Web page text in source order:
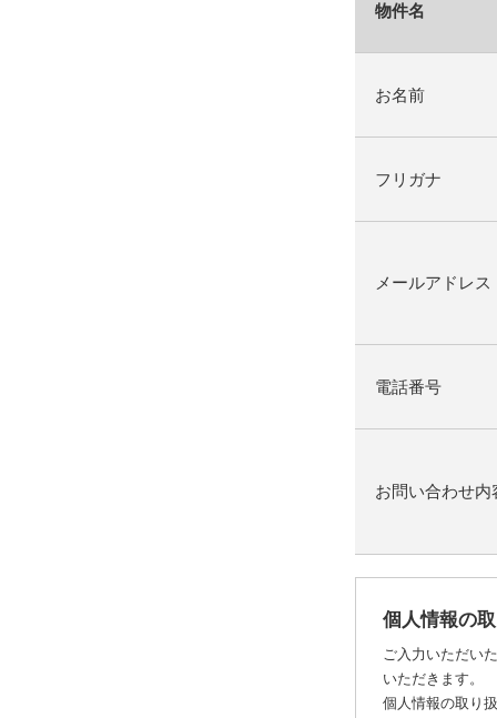
物件名
お名前
フリガナ
メールアドレス
電話番号
お問い合わせ内
個人情報の
ご入力いただい
いただきます。
個人情報の取り